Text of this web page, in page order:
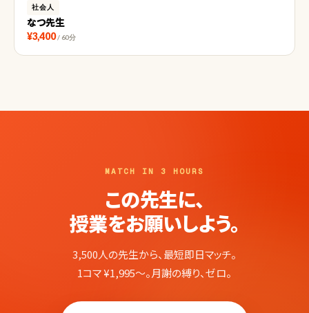
社会人
なつ先生
¥3,400 / 60分
MATCH IN 3 HOURS
この先生に、
授業をお願いしよう。
3,500人の先生から、最短即日マッチ。
1コマ ¥1,995〜。月謝の縛り、ゼロ。